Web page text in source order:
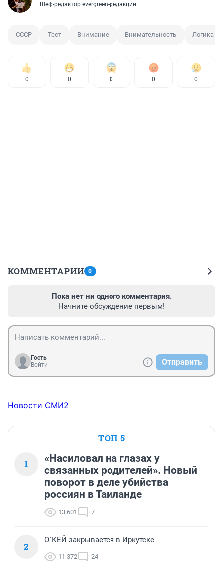
Шеф-редактор evergreen-редакции
СССР Тест Внимание Внимательность Логика
0 0 0 0 0
КОММЕНТАРИИ 0
Пока нет ни одного комментария.
Начните обсуждение первым!
Гость
Войти
Отправить
Новости СМИ2
ТОП 5
1
«Насиловал на глазах у
связанных родителей». Новый
поворот в деле убийства
россиян в Таиланде
13 601 7
2
О`КЕЙ закрывается в Иркутске
11 372 24